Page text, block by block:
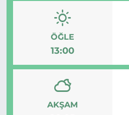
ÖĞLE
13:00
AKŞAM